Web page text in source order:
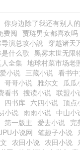
你身边除了我还有别人
费阅 贾琏男女都喜欢吗
演总攻小說 穿越诸天
什么歌 黑雾末世无限
全集 地球村菜市场老
小说 三藏小说 看书
哥哥小说 雅尔文 瓜瓜
看书 搜读小说 联盟小
四书库 六四小说 顶点
小说 雨雨小说 中山小
第一版主 爱去小说 完
小说网 笔趣子小说
农田小说 农田小说